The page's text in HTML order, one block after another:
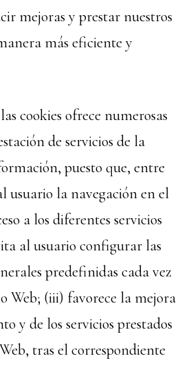
mejoras y prestar nuestros
más eficiente y
cookies ofrece numerosas
de servicios de la
puesto que, entre
usuario la navegación en el
a los diferentes servicios
al usuario configurar las
predefinidas cada vez
Web; (iii) favorece la mejora
y de los servicios prestados
tras el correspondiente